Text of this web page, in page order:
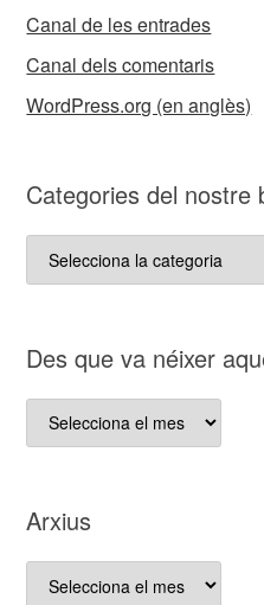
Canal de les entrades
Canal dels comentaris
WordPress.org (en anglès)
Categories del nostre
Categories
del
D es que va néixer
D es
que
aquest
bloc…
Arxius
Arxius